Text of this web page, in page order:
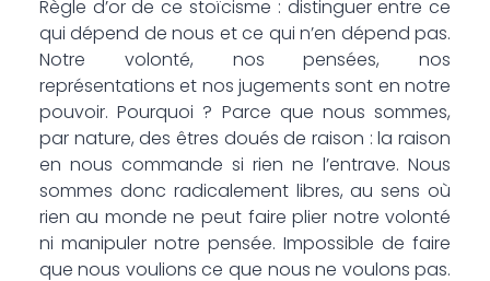
Règle d’or de ce stoïcisme : distinguer entre ce
qui dépend de nous et ce qui n’en dépend pas.
Notre volonté, nos pensées, nos
représentations et nos jugements sont en notre
pouvoir. Pourquoi ? Parce que nous sommes,
par nature, des êtres doués de raison : la raison
en nous commande si rien ne l’entrave. Nous
sommes donc radicalement libres, au sens où
rien au monde ne peut faire plier notre volonté
ni manipuler notre pensée. Impossible de faire
que nous voulions ce que nous ne voulons pas.